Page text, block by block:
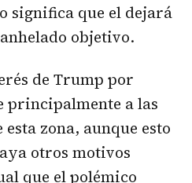
significa que el dejará
objetivo.
de Trump por
principalmente a las
zona, aunque esto
otros motivos
que elpolémico